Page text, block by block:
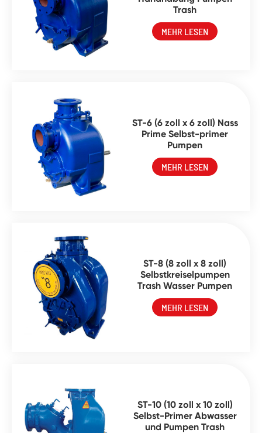
Trash
MEHR LESEN
ST-6 (6 zoll x 6 zoll) Nass
Prime Selbst-primer
Pumpen
MEHR LESEN
ST-8 (8 zoll x 8 zoll)
Selbstkreiselpumpen
Trash Wasser Pumpen
MEHR LESEN
ST-10 (10 zoll x 10 zoll)
Selbst-Primer Abwasser
und Pumpen Trash